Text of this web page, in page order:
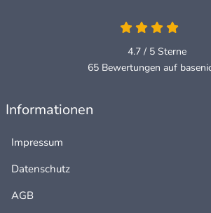
4.7 / 5 Sterne
65 Bewertungen auf
Informationen
Impressum
Datenschutz
AGB